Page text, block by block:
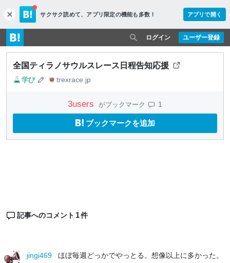
c
l
o
s
e
サクサク読めて、 アプリ限定の機能も多数！ アプリで開く
ユーザー登録
ログイン
全国ティラノサウルスレース日程告知応援
学び trexrace.jp
3users がブックマーク 1
ブックマークを追加
記事へのコメント 1件
jingi469 ほぼ毎週どっかでやっとる。想像以上に多かった。